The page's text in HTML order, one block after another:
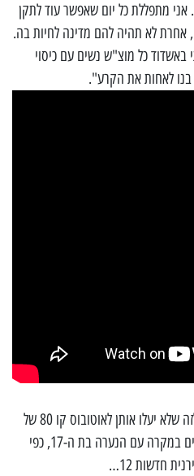
אני מתפללת כל יום שאפשר עוד לתקן
אחרת לא תהיה להם מדינה לחיות בה.
כל מוצ"ש נשים עם כיסוי
בנו לאחות את הקרע".
נציין כי ״בונות אלטרנטיבה״ ציפו לזה שלא יעלו אותן לאוטובוס קו 80 של
אלקטרה אפיקים- כפי שקרה פעמיים במקרה עם הנערה בת ה-17, כפי
חדשות 12…